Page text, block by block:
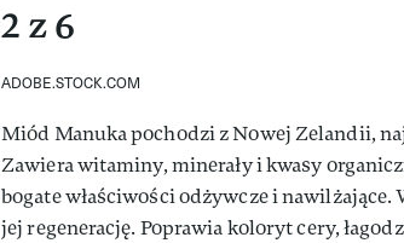
2 z 6
ADOBE.STOCK.COM
Miód Manuka pochodzi z Nowej Zelandii,
Zawiera witaminy, minerały i kwasy
bogate właściwości odżywcze i nawilżające.
jej regenerację. Poprawia koloryt cery,